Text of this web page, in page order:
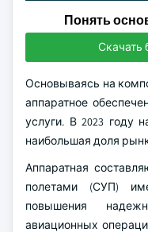
Понять
Скачать
Основываясь на
аппаратное
услуги. В 2023 году
наибольшая доля
Аппаратная
полетами (СУП)
повышения
авиационных